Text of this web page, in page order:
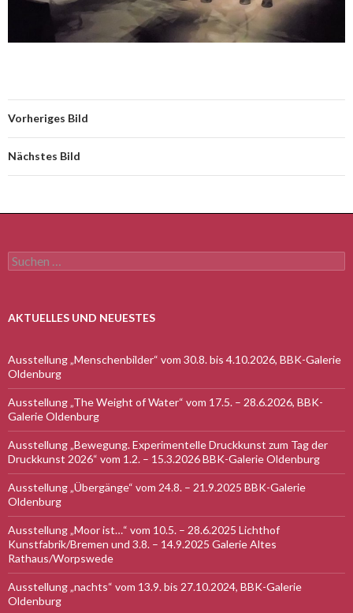
Vorheriges Bild
Nächstes Bild
Suchen
nach:
AKTUELLES UND NEUESTES
Ausstellung „Menschenbilder“ vom 30.8. bis 4.10.2026, BBK-Galerie
Oldenburg
Ausstellung „The Weight of Water“ vom 17.5. – 28.6.2026, BBK-
Galerie Oldenburg
Ausstellung „Bewegung. Experimentelle Druckkunst zum Tag der
Druckkunst 2026“ vom 1.2. – 15.3.2026 BBK-Galerie Oldenburg
Ausstellung „Übergänge“ vom 24.8. – 21.9.2025 BBK-Galerie
Oldenburg
Ausstellung „Moor ist…“ vom 10.5. – 28.6.2025 Lichthof
Kunstfabrik/Bremen und 3.8. – 14.9.2025 Galerie Altes
Rathaus/Worpswede
Ausstellung „nachts“ vom 13.9. bis 27.10.2024, BBK-Galerie
Oldenburg